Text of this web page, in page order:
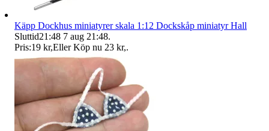
Käpp Dockhus miniatyrer skala 1:12 Dockskåp miniatyr Hall
Sluttid21:48 7 aug 21:48.
Pris:19 kr,Eller Köp nu 23 kr,.